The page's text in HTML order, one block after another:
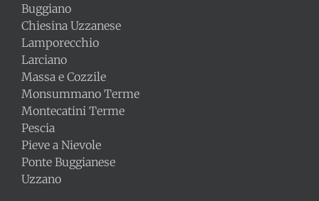
Buggiano
Chiesina Uzzanese
Lamporecchio
Larciano
Massa e Cozzile
Monsummano Terme
Montecatini Terme
Pescia
Pieve a Nievole
Ponte Buggianese
Uzzano